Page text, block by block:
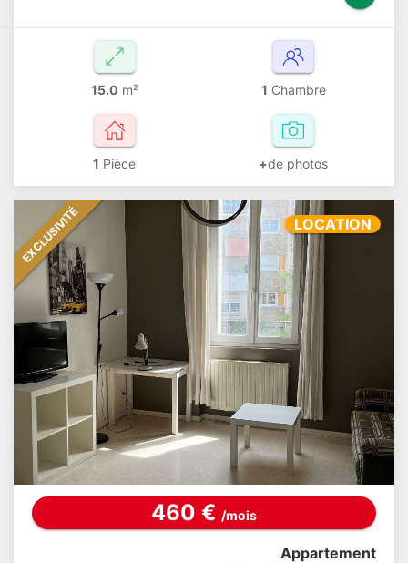
15.0 m² 1 Chambre
1 Pièce +de photos
EXCLUSIVITÉ LOCATION
460 € /mois
Appartement